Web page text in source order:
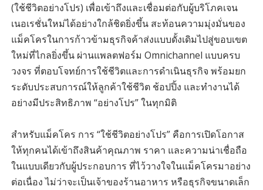
(ใช้ชีวิตอย่างโปร) เพื่อเข้าถึงและเชื่อมต่อกับผู้บริโภคเจน
เนอเรชั่นใหม่ได้อย่างใกล้ชิดยิ่งขึ้น สะท้อนความมุ่งมั่นของ
แม็คโครในการก้าวข้ามธุรกิจค้าส่งแบบดั้งเดิมไปสู่ขอบเขต
ใหม่ที่ไกลยิ่งขึ้น ผ่านแพลตฟอร์ม Omnichannel แบบครบ
วงจร ที่ตอบโจทย์การใช้ชีวิตและการดำเนินธุรกิจ พร้อมยก
ระดับประสบการณ์ให้ลูกค้าใช้ชีวิต ช้อปปิ้ง และทำงานได้
อย่างมีประสิทธิภาพ “อย่างโปร” ในทุกมิติ
สำหรับแม็คโคร การ “ใช้ชีวิตอย่างโปร” คือการเปิดโอกาส
ให้ทุกคนได้เข้าถึงสินค้าคุณภาพ ราคา และความน่าเชื่อถือ
ในแบบเดียวกับผู้ประกอบการ ที่ไว้วางใจในแม็คโครมาอย่าง
ต่อเนื่อง ไม่ว่าจะเป็นเจ้าของร้านอาหาร หรือธุรกิจขนาดเล็ก